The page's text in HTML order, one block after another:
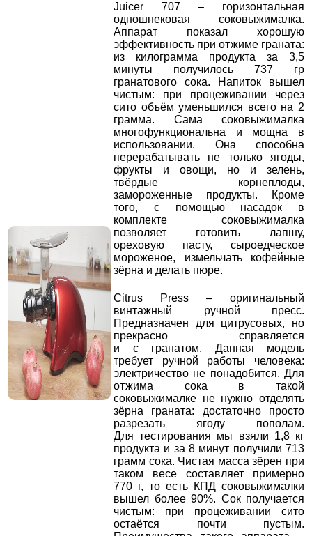
Juicer 707 – горизонтальная
одношнековая соковыжималка.
Аппарат показал хорошую
эффективность при отжиме граната:
из килограмма продукта за 3,5
минуты получилось 737 гр
гранатового сока. Напиток вышел
чистым: при процеживании через
сито объём уменьшился всего на 2
грамма. Сама соковыжималка
многофункциональна и мощна в
использовании. Она способна
перерабатывать не только ягоды,
фрукты и овощи, но и зелень,
твёрдые корнеплоды,
замороженные продукты. Кроме
того, с помощью насадок в
комплекте соковыжималка
позволяет готовить лапшу,
ореховую пасту, сыроедческое
мороженое, измельчать кофейные
зёрна и делать пюре.
Citrus Press – оригинальный
винтажный ручной пресс.
Предназначен для цитрусовых, но
прекрасно справляется
и с гранатом. Данная модель
требует ручной работы человека:
электричество не понадобится. Для
отжима сока в такой
соковыжималке не нужно отделять
зёрна граната: достаточно просто
разрезать ягоду пополам.
Для тестирования мы взяли 1,8 кг
продукта и за 8 минут получили 713
грамм сока. Чистая масса зёрен при
таком весе составляет примерно
770 г, то есть КПД соковыжималки
вышел более 90%. Сок получается
чистым: при процеживании сито
остаётся почти пустым.